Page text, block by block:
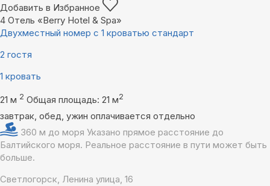
Добавить в Избранное
4 Отель «Berry Hotel & Spa»
Двухместный номер с 1 кроватью стандарт
2 гостя
1 кровать
21 м 2 Общая площадь: 21 м2
завтрак, обед, ужин оплачивается отдельно
360 м до моря Указано прямое расстояние до
Балтийского моря. Реальное расстояние в пути может быть
больше.
Светлогорск, Ленина улица, 16